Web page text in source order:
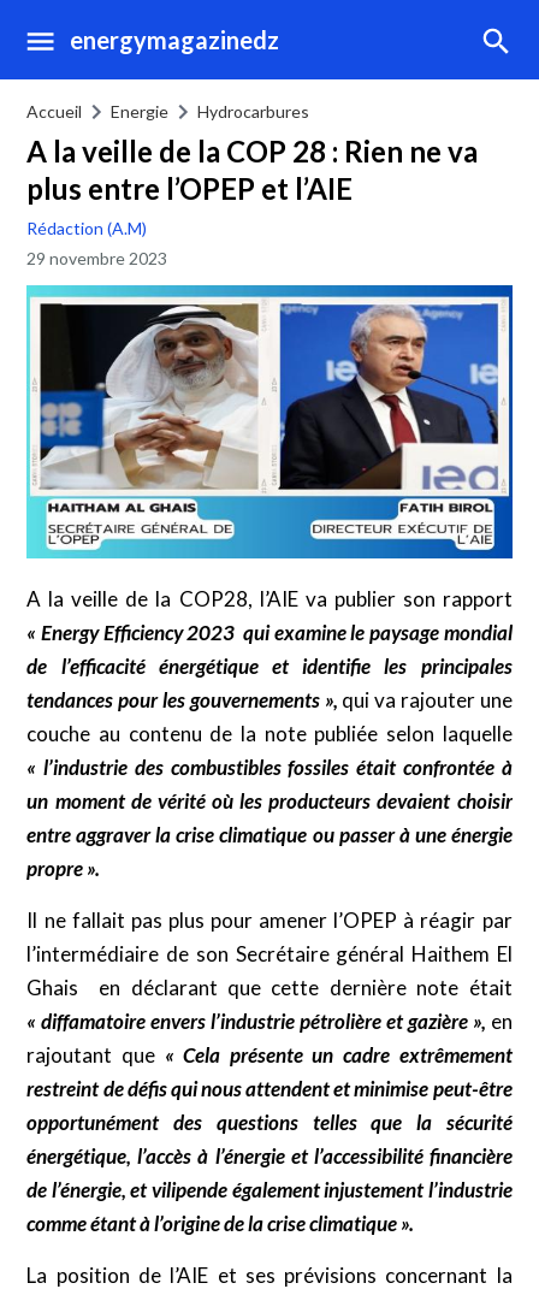
energymagazinedz
Accueil Energie Hydrocarbures
A la veille de la COP 28 : Rien ne va
plus entre l’OPEP et l’AIE
Rédaction (A.M)
29 novembre 2023
A la veille de la COP28, l’AIE va publier son rapport
« Energy Efficiency 2023 qui examine le paysage mondial
de l’efficacité énergétique et identifie les principales
tendances pour les gouvernements », qui va rajouter une
couche au contenu de la note publiée selon laquelle
« l’industrie des combustibles fossiles était confrontée à
un moment de vérité où les producteurs devaient choisir
entre aggraver la crise climatique ou passer à une énergie
propre ».
Il ne fallait pas plus pour amener l’OPEP à réagir par
l’intermédiaire de son Secrétaire général Haithem El
Ghais en déclarant que cette dernière note était
« diffamatoire envers l’industrie pétrolière et gazière », en
rajoutant que « Cela présente un cadre extrêmement
restreint de défis qui nous attendent et minimise peut-être
opportunément des questions telles que la sécurité
énergétique, l’accès à l’énergie et l’accessibilité financière
de l’énergie, et vilipende également injustement l’industrie
comme étant à l’origine de la crise climatique ».
La position de l’AIE et ses prévisions concernant la